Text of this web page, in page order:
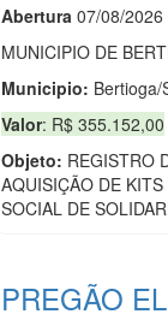
Abertura 07/08/2026
MUNICIPIO DE
Municipio: Bertioga/
Valor: R$ 355.152,00
Objeto: REGISTRO
AQUISIÇÃO DE
SOCIAL DE
PREGÃO